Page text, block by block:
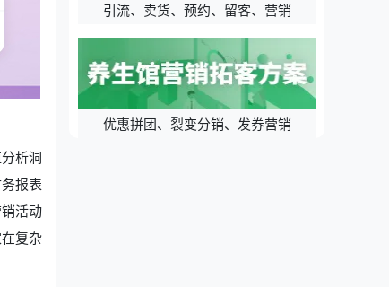
析洞
报表
活动
复杂
引流、卖货、预约、留客、营销
优惠拼团、裂变分销、发券营销